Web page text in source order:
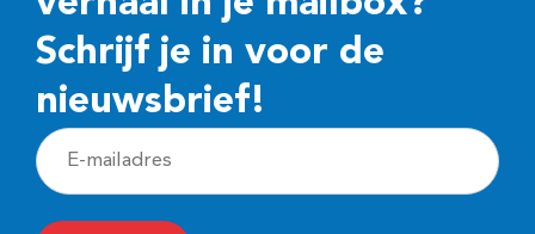
Schrijf je in voor de
nieuwsbrief!
E
-
m